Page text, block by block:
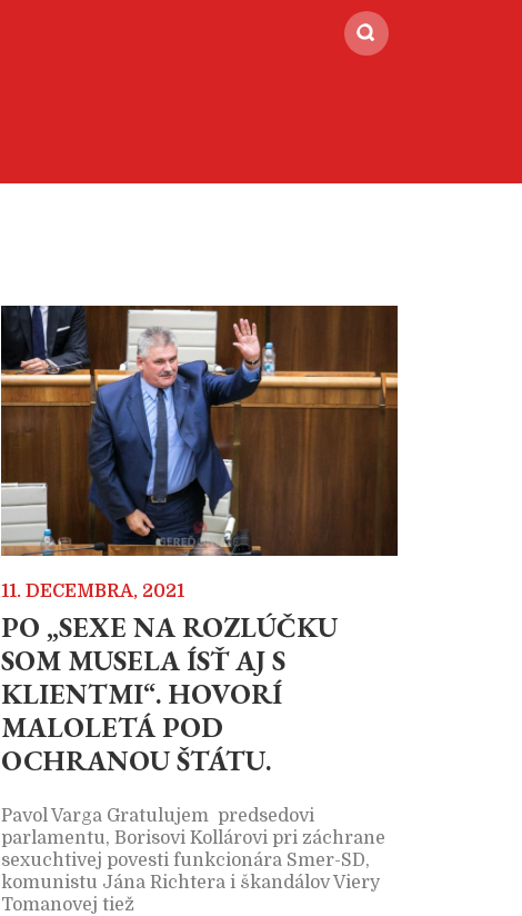
11. DECEMBRA, 2021
PO „SEXE NA ROZLÚČKU
SOM MUSELA ÍSŤ AJ S
KLIENTMI“. HOVORÍ
MALOLETÁ POD
OCHRANOU ŠTÁTU.
Pavol Varga Gratulujem predsedovi
parlamentu, Borisovi Kollárovi pri záchrane
sexuchtivej povesti funkcionára Smer-SD,
komunistu Jána Richtera i škandálov Viery
Tomanovej tiež